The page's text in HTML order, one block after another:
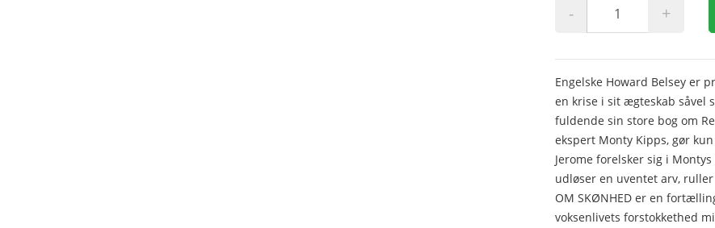
- +
Engelske Howard Belsey er
en krise i sit ægteskab såvel
fuldende sin store bog om
ekspert Monty Kipps, gør
Jerome forelsker sig i
udløser en uventet arv,
OM SKØNHED er en
voksenlivets forstokkethed